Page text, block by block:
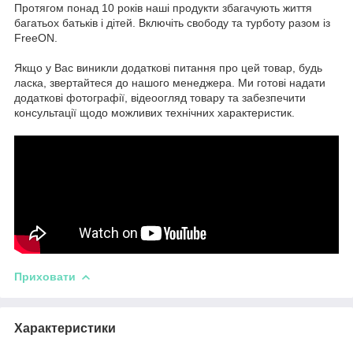
Протягом понад 10 років наші продукти збагачують життя
багатьох батьків і дітей. Включіть свободу та турботу разом із
FreeON.
Якщо у Вас виникли додаткові питання про цей товар, будь
ласка, звертайтеся до нашого менеджера. Ми готові надати
додаткові фотографії, відеоогляд товару та забезпечити
консультації щодо можливих технічних характеристик.
Приховати
Характеристики